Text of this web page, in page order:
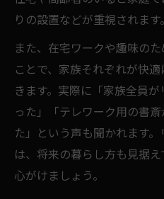
りの設置などが重視されます。
また、在宅ワークや趣味の
ことで、家族それぞれが快
きます。実際に「家族全員
った」「テレワーク用の書
た」という声も聞かれます
は、将来の暮らし方も見据
心がけましょう。